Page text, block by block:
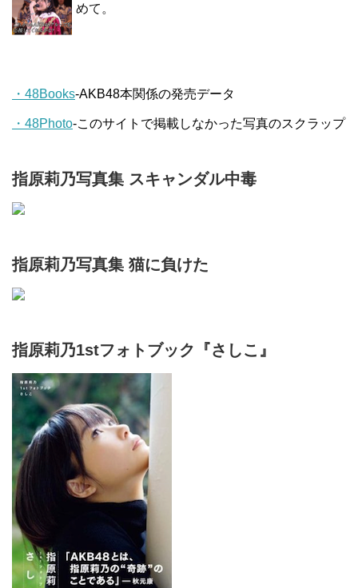
めて。
・48Books-AKB48本関係の発売データ
・48Photo-このサイトで掲載しなかった写真のスクラップ
指原莉乃写真集 スキャンダル中毒
指原莉乃写真集 猫に負けた
指原莉乃1stフォトブック『さしこ』